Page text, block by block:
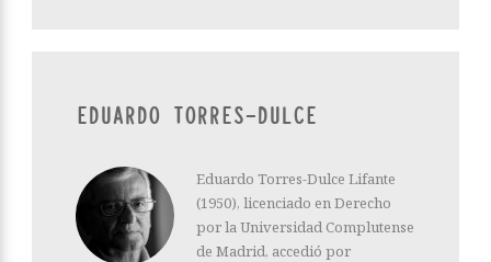
EDUARDO TORRES-DULCE
Eduardo Torres-Dulce Lifante
(1950), licenciado en Derecho
por la Universidad Complutense
de Madrid, accedió por